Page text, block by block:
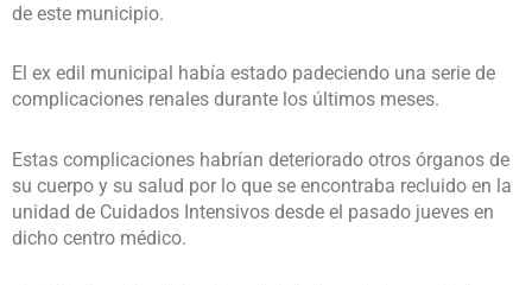
de este municipio.
El ex edil municipal había estado padeciendo una serie de
complicaciones renales durante los últimos meses.
Estas complicaciones habrían deteriorado otros órganos de
su cuerpo y su salud por lo que se encontraba recluido en la
unidad de Cuidados Intensivos desde el pasado jueves en
dicho centro médico.